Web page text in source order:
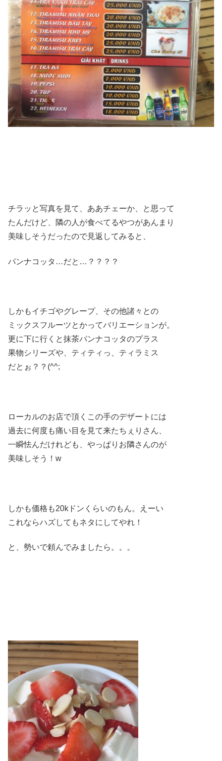
チラッと写真を見て、ああチェーか、と思って
たんだけど、隣の人が食べてるやつがあんまり
美味しそうだったので見返してみると、
パンナコッタ…だと…？？？？
しかもイチゴやグレープ、その他諸々との
ミックスフルーツとかってバリエーションが。
更に下に行くと抹茶パンナコッタのプラス
果物シリーズや、ティティっ、ティラミス
だとぉ？？(^^;
ローカルのお店で頂くこの手のデザートには
過去に何度も痛い目を見て来たちぇりさん、
一瞬怯んだけれども、やっぱりお隣さんのが
美味しそう！w
しかも価格も20kドンくらいのもん。えーい
これならハズしてもネタにしてやれ！
と、勢いで頼んでみましたら。。。